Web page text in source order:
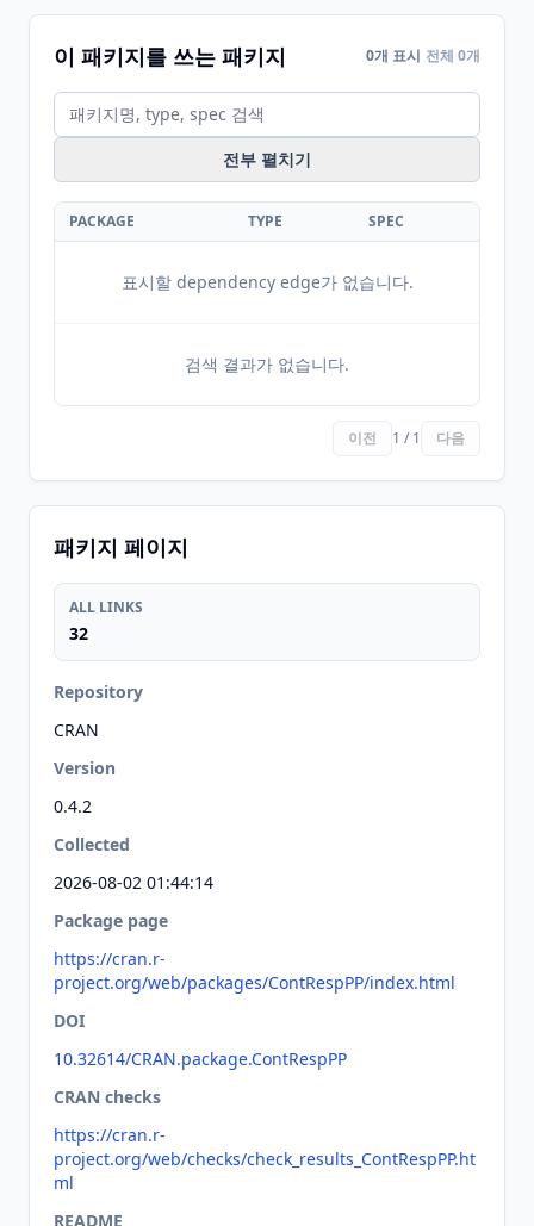
이 패키지를 쓰는 패키지 0개 표시 전체 0개
전부 펼치기
PACKAGE TYPE SPEC
표시할 dependency edge가 없습니다.
검색 결과가 없습니다.
이전 1 / 1 다음
패키지 페이지
ALL LINKS
32
Repository
CRAN
Version
0.4.2
Collected
2026-08-02 01:44:14
Package page
https://cran.r-
project.org/web/packages/ContRespPP/index.html
DOI
10.32614/CRAN.package.ContRespPP
CRAN checks
https://cran.r-
project.org/web/checks/check_results_ContRespPP.ht
ml
README